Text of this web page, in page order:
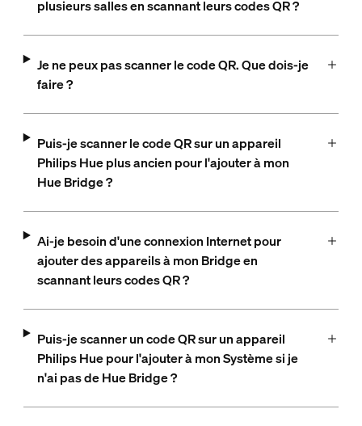
plusieurs salles en scannant leurs codes QR ?
Je ne peux pas scanner le code QR. Que dois-je
faire ?
Puis-je scanner le code QR sur un appareil
Philips Hue plus ancien pour l'ajouter à mon
Hue Bridge ?
Ai-je besoin d'une connexion Internet pour
ajouter des appareils à mon Bridge en
scannant leurs codes QR ?
Puis-je scanner un code QR sur un appareil
Philips Hue pour l'ajouter à mon Système si je
n'ai pas de Hue Bridge ?